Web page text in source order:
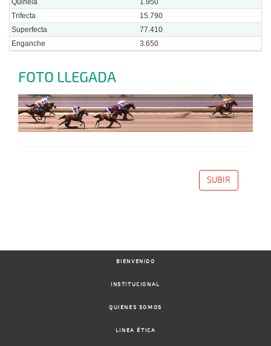
Quinela
1.950
Trifecta
15.790
Superfecta
77.410
Enganche
3.650
FOTO LLEGADA
SUBIR
BIENVENIDO
INSTITUCIONAL
QUIENES SOMOS
LINEA ÉTICA